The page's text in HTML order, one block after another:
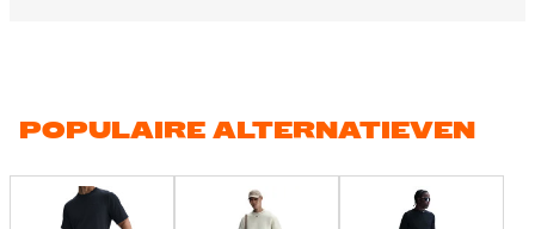
POPULAIRE ALTERNATIEVEN